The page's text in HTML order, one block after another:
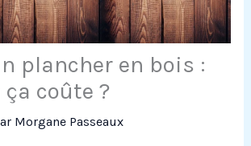
plancher en bois :
coûte ?
Morgane Passeaux